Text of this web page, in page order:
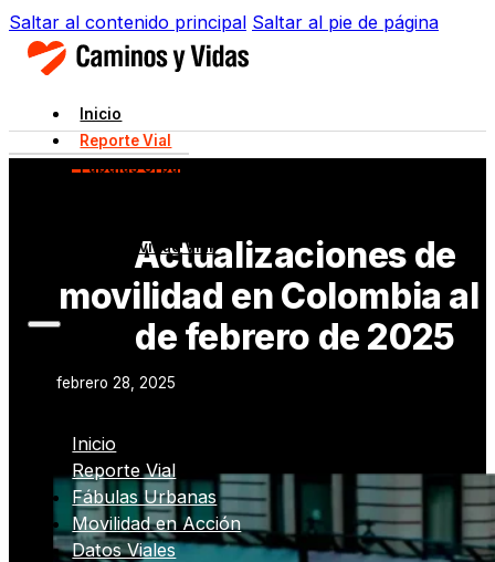
Saltar al contenido principal Saltar al pie de página
Inicio
Reporte Vial
Fábulas Urbanas
Normatividad Vial
Innovación
Inicio
Reporte Vial
Fábulas Urbanas
Movilidad en Acción
Datos Viales
Actualizaciones de
movilidad en Colombia al
de febrero de 2025
febrero 28, 2025